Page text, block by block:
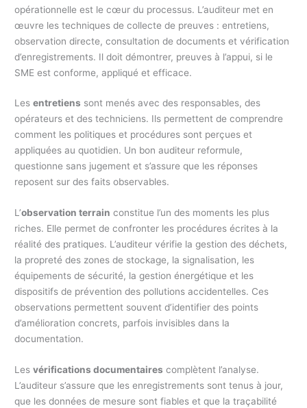
opérationnelle est le cœur du processus. L’auditeur met en
œuvre les techniques de collecte de preuves : entretiens,
observation directe, consultation de documents et vérification
d’enregistrements. Il doit démontrer, preuves à l’appui, si le
SME est conforme, appliqué et efficace.
Lesentretiens sont menés avec des responsables, des
opérateurs et des techniciens. Ils permettent de comprendre
comment les politiques et procédures sont perçues et
appliquées au quotidien. Un bon auditeur reformule,
questionne sans jugement et s’assure que les réponses
reposent sur des faits observables.
L’observation terrain constitue l’un des moments les plus
riches. Elle permet de confronter les procédures écrites à la
réalité des pratiques. L’auditeur vérifie la gestion des déchets,
la propreté des zones de stockage, la signalisation, les
équipements de sécurité, la gestion énergétique et les
dispositifs de prévention des pollutions accidentelles. Ces
observations permettent souvent d’identifier des points
d’amélioration concrets, parfois invisibles dans la
documentation.
Lesvérifications documentaires complètent l’analyse.
L’auditeur s’assure que les enregistrements sont tenus à jour,
que les données de mesure sont fiables et que la traçabilité